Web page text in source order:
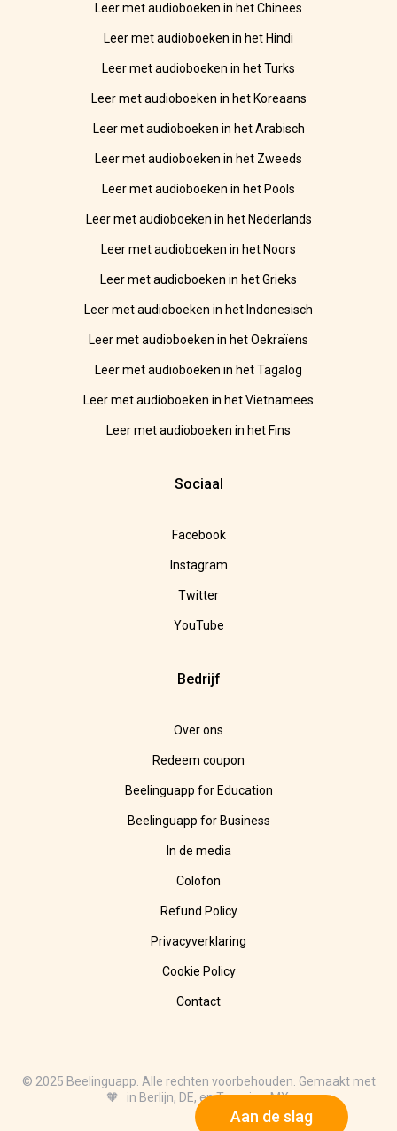
Aan de slag
Leer met audioboeken in het Chinees
Leer met audioboeken in het Hindi
Leer met audioboeken in het Turks
Leer met audioboeken in het Koreaans
Leer met audioboeken in het Arabisch
Leer met audioboeken in het Zweeds
Leer met audioboeken in het Pools
Leer met audioboeken in het Nederlands
Leer met audioboeken in het Noors
Leer met audioboeken in het Grieks
Leer met audioboeken in het Indonesisch
Leer met audioboeken in het Oekraïens
Leer met audioboeken in het Tagalog
Leer met audioboeken in het Vietnamees
Leer met audioboeken in het Fins
Sociaal
Facebook
Instagram
Twitter
YouTube
Bedrijf
Over ons
Redeem coupon
Beelinguapp for Education
Beelinguapp for Business
In de media
Colofon
Refund Policy
Privacyverklaring
Cookie Policy
Contact
© 2025 Beelinguapp. Alle rechten voorbehouden. Gemaakt met
🧡 in Berlijn, DE, en Tampico, MX.